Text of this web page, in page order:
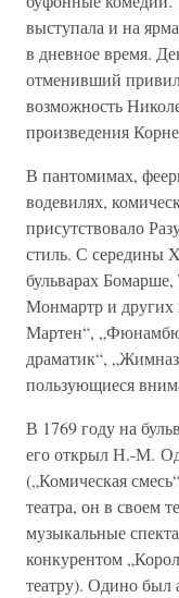
выступала и на
в дневное время.
отменивший
возможность
произведения
В пантомимах,
водевилях,
присутствовало
стиль. С середины
бульварах
Монмартр и других
Мартен“,
драматик“,
пользующиеся
В 1769 году на
его открыл Н.-М.
(„Комическая
театра, он в своем
музыкальные
конкурентом
театру). Одино был